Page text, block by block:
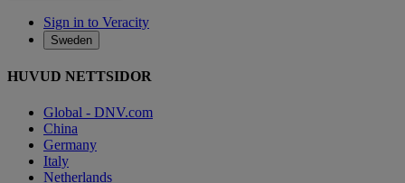
Sign in to Veracity
Sweden
HUVUD NETTSIDOR
Global - DNV.com
China
Germany
Italy
Netherlands